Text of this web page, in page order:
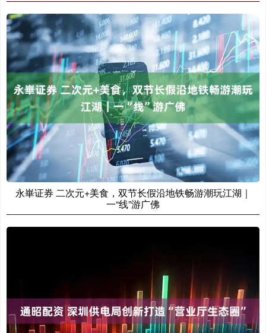
永崋证券 二次元+美食，双节长假沿地铁畅游潮玩江湖｜
一“线”游广佛